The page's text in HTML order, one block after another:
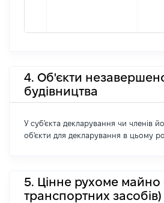
4. Об'єкти
будівництва
У суб'єкта декларування чи членів
об'єкти для декларування в цьому
5. Цінне рухоме майно
транспортних засобів)